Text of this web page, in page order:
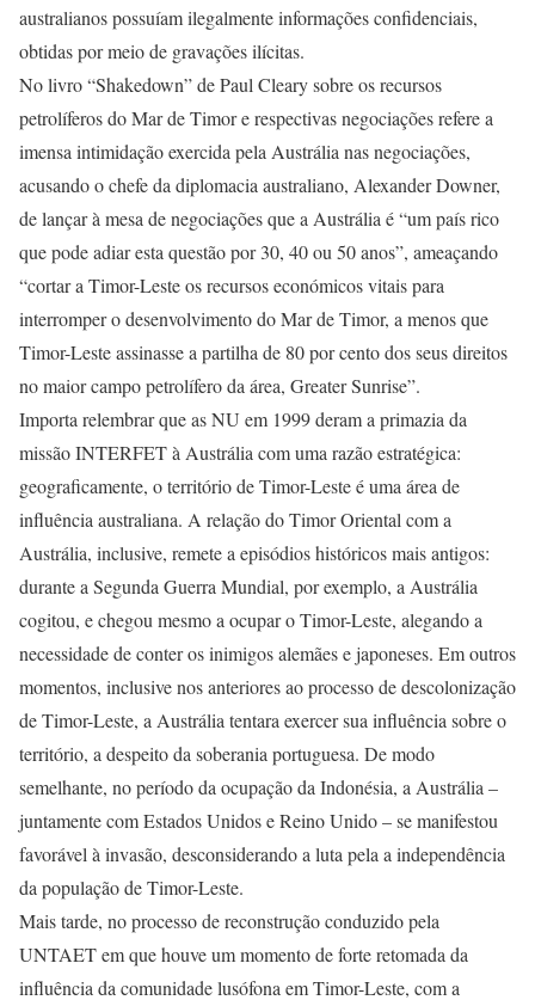
australianos possuíam ilegalmente informações confidenciais,
obtidas por meio de gravações ilícitas.
No livro “Shakedown” de Paul Cleary sobre os recursos
petrolíferos do Mar de Timor e respectivas negociações refere a
imensa intimidação exercida pela Austrália nas negociações,
acusando o chefe da diplomacia australiano, Alexander Downer,
de lançar à mesa de negociações que a Austrália é “um país rico
que pode adiar esta questão por 30, 40 ou 50 anos”, ameaçando
“cortar a Timor-Leste os recursos económicos vitais para
interromper o desenvolvimento do Mar de Timor, a menos que
Timor-Leste assinasse a partilha de 80 por cento dos seus direitos
no maior campo petrolífero da área, Greater Sunrise”.
Importa relembrar que as NU em 1999 deram a primazia da
missão INTERFET à Austrália com uma razão estratégica:
geograficamente, o território de Timor-Leste é uma área de
influência australiana. A relação do Timor Oriental com a
Austrália, inclusive, remete a episódios históricos mais antigos:
durante a Segunda Guerra Mundial, por exemplo, a Austrália
cogitou, e chegou mesmo a ocupar o Timor-Leste, alegando a
necessidade de conter os inimigos alemães e japoneses. Em outros
momentos, inclusive nos anteriores ao processo de descolonização
de Timor-Leste, a Austrália tentara exercer sua influência sobre o
território, a despeito da soberania portuguesa. De modo
semelhante, no período da ocupação da Indonésia, a Austrália –
juntamente com Estados Unidos e Reino Unido – se manifestou
favorável à invasão, desconsiderando a luta pela a independência
da população de Timor-Leste.
Mais tarde, no processo de reconstrução conduzido pela
UNTAET em que houve um momento de forte retomada da
influência da comunidade lusófona em Timor-Leste, com a